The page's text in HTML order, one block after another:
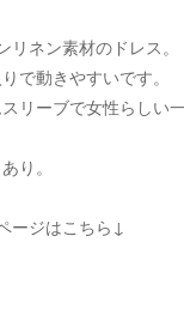
リネン素材のドレス。
で動きやすいです。
リーブで女性らしい
り。
ージはこちら↓